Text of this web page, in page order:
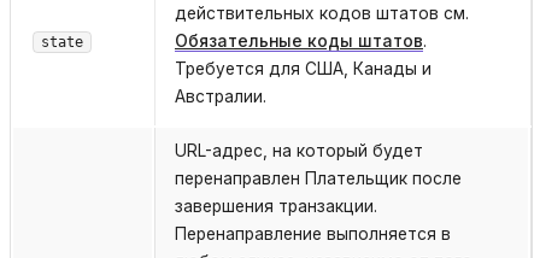
state
действительных кодов штатов см.
Обязательные коды штатов.
Требуется для США, Канады и
Австралии.
URL-адрес, на который будет
перенаправлен Плательщик после
завершения транзакции.
Перенаправление выполняется в